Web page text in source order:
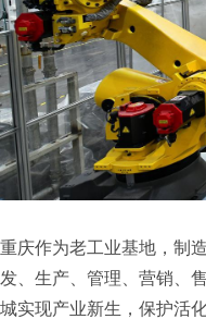
重庆作为老工业基地，制
发、生产、管理、营销、
城实现产业新生，保护活